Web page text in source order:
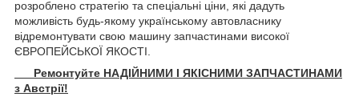
розроблено стратегію та спеціальні ціни, які дадуть
можливість будь-якому українському автовласнику
відремонтувати свою машину запчастинами високої
ЄВРОПЕЙСЬКОЇ ЯКОСТІ.
Ремонтуйте НАДІЙНИМИ І ЯКІСНИМИ ЗАПЧАСТИНАМИ
з Австрії!